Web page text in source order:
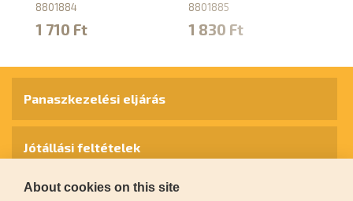
8801884
1 710 Ft
8801885
1 830 Ft
Panaszkezelési eljárás
Jótállási feltételek
Személyes adatok védelme
About cookies on this site